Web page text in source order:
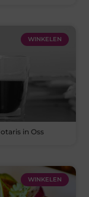
WINKELEN
in Oss
WINKELEN